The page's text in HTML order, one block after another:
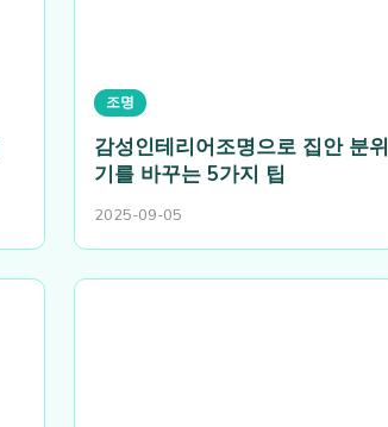
조명
감성인테리어조명으로 집안 분위
기를 바꾸는 5가지 팁
2025-09-05